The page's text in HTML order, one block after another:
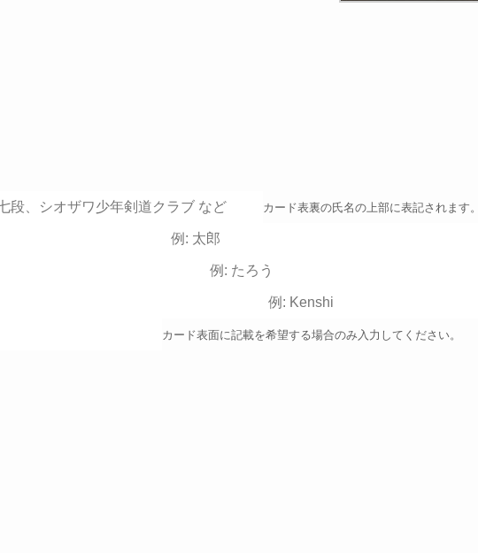
カード表裏の氏名の上部に表記されます。
カード表面に記載を希望する場合のみ入力してください。